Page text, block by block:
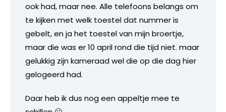
ook had, maar nee. Alle telefoons belangs om
te kijken met welk toestel dat nummer is
gebelt, en ja het toestel van mijn broertje,
maar die was er 10 april rond die tijd niet. maar
gelukkig zijn kameraad wel die op die dag hier
gelogeerd had.
Daar heb ik dus nog een appeltje mee te